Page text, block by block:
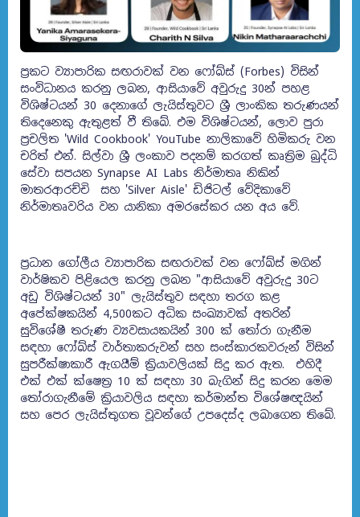
ප්‍රකට ව්‍යාපාරික සඟරාවක් වන ෆෝබ්ස් (Forbes) විසින්
සංවිධානය කරනු ලබන, ආසියාවේ අවුරුදු 30න් පහළ
විශිෂ්ටයන් 30 දෙනාගේ ලැයිස්තුවට ශ්‍රී ලාංකික තරුණයන්
තිදෙනෙකු ඇතුළත් වී තිබේ. එම විශිෂ්ටයන්, ලොව පුරා
ප්‍රචලිත 'Wild Cookbook' YouTube නාලිකාවේ හිමිකරු වන
චරිත් එන්. සිල්වා ශ්‍රී ලංකාව පදනම් කරගත් කෘත්‍රිම බුද්ධි
සේවා සපයන Synapse AI Labs නිර්මාතෘ නිකින්
මාතරආරච්චි සහ 'Silver Aisle' ඩිජිටල් වේදිකාවේ
නිර්මාතෘවරිය වන යානිකා අමරසේකර යන අය වේ.
ප්‍රධාන ගෝලීය ව්‍යාපාරික සඟරාවක් වන ෆෝබ්ස් මගින්
වාර්ෂිකව පිළියෙල කරනු ලබන "ආසියාවේ අවුරුදු 30ට
අඩු විශිෂ්ටයන් 30" ලැයිස්තුව සඳහා තරග කළ
අපේක්ෂකයින් 4,500කට අධික සංඛ්‍යාවක් අතරින්
සුවිශේෂී තරුණ ව්‍යවසායකයින් 300 ක් තෝරා ගැනීම
සඳහා ෆෝබ්ස් වාර්තාකරුවන් සහ සංස්කාරකවරුන් විසින්
සුපරීක්ෂාකාරී ඇගයීම් ක්‍රියාවලියක් සිදු කර ඇත. එහිදී
එක් එක් ක්ෂෙත්‍ර 10 ක් සඳහා 30 බැගින් සිදු කරන මෙම
තෝරාගැනීමේ ක්‍රියාවලිය සඳහා කර්මාන්ත විශේෂඥයින්
සහ පෙර ලැයිස්තුගත වූවන්ගේ උපදෙස්ද ලබාගෙන තිබේ.